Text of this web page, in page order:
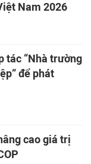
Nam 2026
tác “Nhà trường
để phát
cao giá trị